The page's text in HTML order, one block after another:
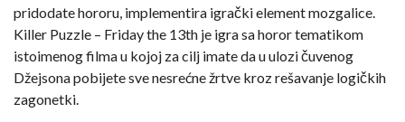
pridodate hororu, implementira igrački element mozgalice.
Killer Puzzle – Friday the 13th je igra sa horor tematikom
istoimenog filma u kojoj za cilj imate da u ulozi čuvenog
Džejsona pobijete sve nesrećne žrtve kroz rešavanje logičkih
zagonetki.